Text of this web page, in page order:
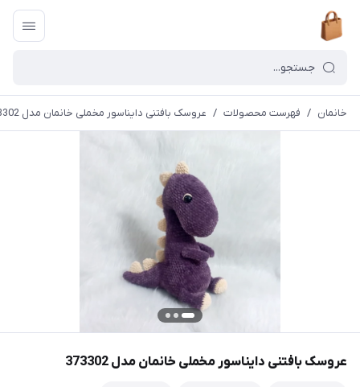
خانمان / فهرست محصولات / عروسک بافتنی دایناسور مخملی خانمان مدل 373302
عروسک بافتنی دایناسور مخملی خانمان مدل 373302